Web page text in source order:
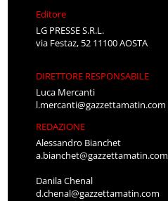
Editore
LG PRESSE S.R.L.
via Festaz, 52 11100 AOSTA
DIRETTORE RESPONSABILE
Luca Mercanti
l.mercanti@gazzettamatin.com
REDAZIONE
Alessandro Bianchet
a.bianchet@gazzettamatin.com
Danila Chenal
d.chenal@gazzettamatin.com